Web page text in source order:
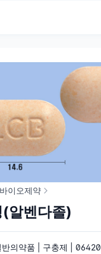
이오제약
알벤다졸)
반의약품 | 구충제 | 06420